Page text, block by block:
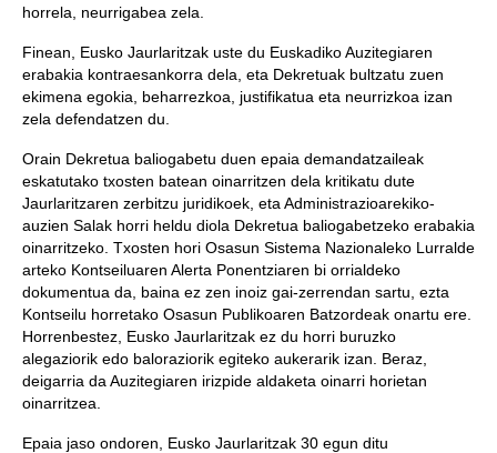
horrela, neurrigabea zela.
Finean, Eusko Jaurlaritzak uste du Euskadiko Auzitegiaren
erabakia kontraesankorra dela, eta Dekretuak bultzatu zuen
ekimena egokia, beharrezkoa, justifikatua eta neurrizkoa izan
zela defendatzen du.
Orain Dekretua baliogabetu duen epaia demandatzaileak
eskatutako txosten batean oinarritzen dela kritikatu dute
Jaurlaritzaren zerbitzu juridikoek, eta Administrazioarekiko-
auzien Salak horri heldu diola Dekretua baliogabetzeko erabakia
oinarritzeko. Txosten hori Osasun Sistema Nazionaleko Lurralde
arteko Kontseiluaren Alerta Ponentziaren bi orrialdeko
dokumentua da, baina ez zen inoiz gai-zerrendan sartu, ezta
Kontseilu horretako Osasun Publikoaren Batzordeak onartu ere.
Horrenbestez, Eusko Jaurlaritzak ez du horri buruzko
alegaziorik edo baloraziorik egiteko aukerarik izan. Beraz,
deigarria da Auzitegiaren irizpide aldaketa oinarri horietan
oinarritzea.
Epaia jaso ondoren, Eusko Jaurlaritzak 30 egun ditu